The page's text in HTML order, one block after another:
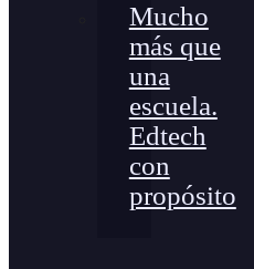
Mucho
más que
una
escuela.
Edtech
con
propósito